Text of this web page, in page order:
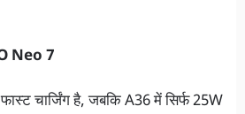
Neo 7
चार्जिंग है, जबकि A36 में सिर्फ 25W